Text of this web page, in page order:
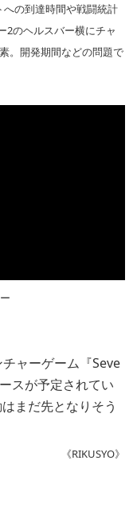
の到達時間や戦闘統計
2のヘルスバー横にチャ
。開発期間などの問題で
ャーゲーム『Seve
スが予定されてい
まだ先となりそう
《RIKUSYO》